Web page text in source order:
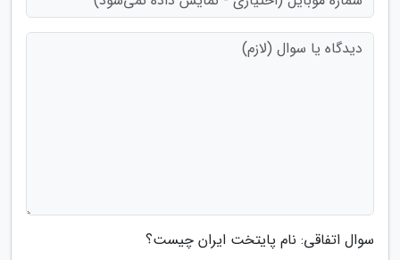
سوال اتفاقی: نام پایتخت ایران چیست؟